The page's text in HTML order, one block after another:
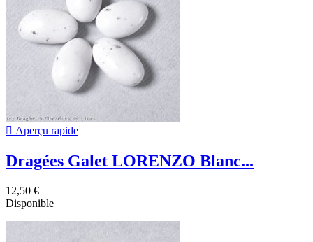
 Aperçu rapide
Dragées Galet LORENZO Blanc...
12,50 €
Disponible